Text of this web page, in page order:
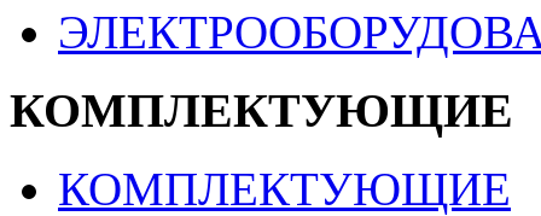
КОМПЛЕКТУЮЩИЕ
КОМПЛЕКТУЮЩИЕ